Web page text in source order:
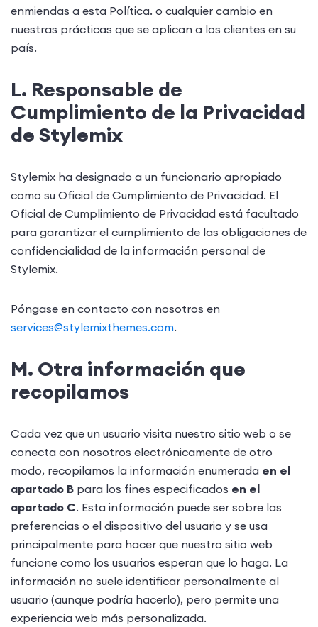
enmiendas a esta Política. o cualquier cambio en
nuestras prácticas que se aplican a los clientes en su
país.
L. Responsable de
Cumplimiento de la Privacidad
de Stylemix
Stylemix ha designado a un funcionario apropiado
como su Oficial de Cumplimiento de Privacidad. El
Oficial de Cumplimiento de Privacidad está facultado
para garantizar el cumplimiento de las obligaciones de
confidencialidad de la información personal de
Stylemix.
Póngase en contacto con nosotros en
services@stylemixthemes.com.
M. Otra información que
recopilamos
Cada vez que un usuario visita nuestro sitio web o se
conecta con nosotros electrónicamente de otro
modo, recopilamos la información enumerada en el
apartado B para los fines especificados en el
apartado C. Esta información puede ser sobre las
preferencias o el dispositivo del usuario y se usa
principalmente para hacer que nuestro sitio web
funcione como los usuarios esperan que lo haga. La
información no suele identificar personalmente al
usuario (aunque podría hacerlo), pero permite una
experiencia web más personalizada.